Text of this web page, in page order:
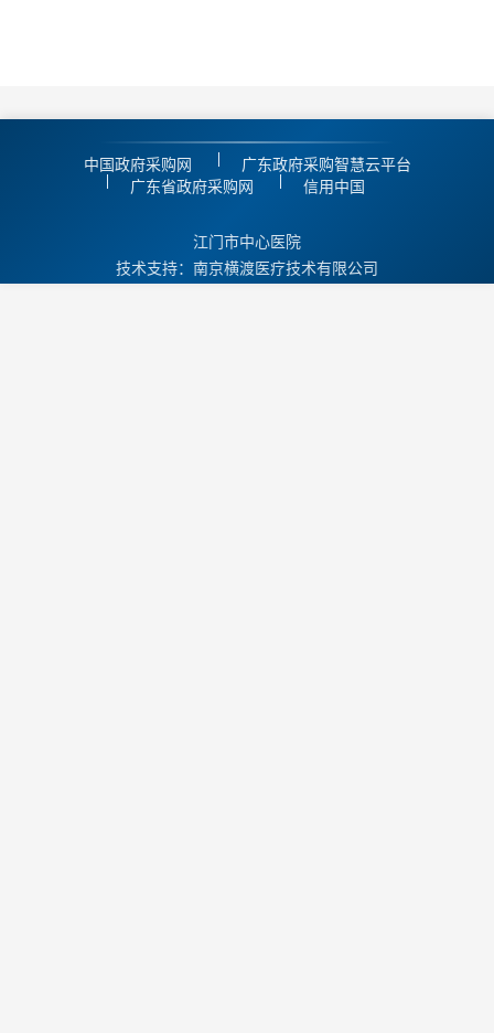
中国政府采购网
广东政府采购智慧云平台
广东省政府采购网
信用中国
江门市中心医院
技术支持：南京横渡医疗技术有限公司